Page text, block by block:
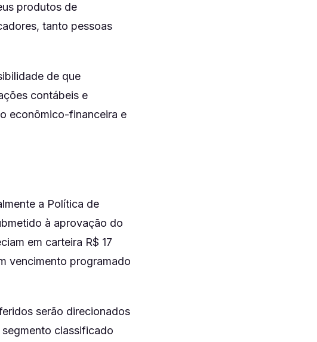
produtos de
tanto pessoas
de que
contábeis e
econômico-financeira e
a Política de
à aprovação do
em carteira R$ 17
vencimento programado
serão direcionados
classificado